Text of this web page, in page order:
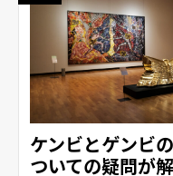
ケンビとゲンビ
ついての疑問が